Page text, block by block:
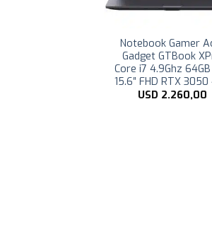
Notebook Gamer
Gadget GTBook
Core i7 4.9Ghz
512GB 15.6″ FHD
3050 4GB